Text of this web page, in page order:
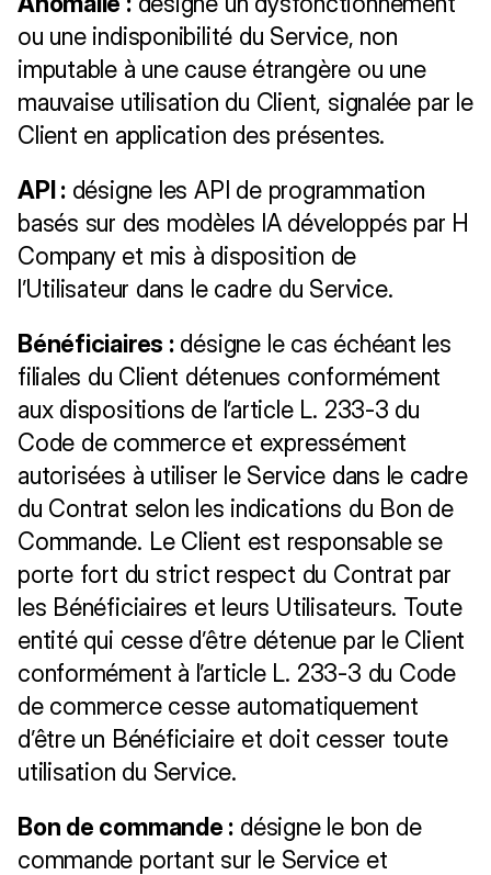
ou une indisponibilité du Service, non
imputable à une cause étrangère ou une
mauvaise utilisation du Client, signalée par le
Client en application des présentes.
API : désigne les API de programmation
basés sur des modèles IA développés par H
Company et mis à disposition de
l’Utilisateur dans le cadre du Service.
Bénéficiaires : désigne le cas échéant les
filiales du Client détenues conformément
aux dispositions de l’article L. 233-3 du
Code de commerce et expressément
autorisées à utiliser le Service dans le cadre
du Contrat selon les indications du Bon de
Commande. Le Client est responsable se
porte fort du strict respect du Contrat par
les Bénéficiaires et leurs Utilisateurs. Toute
entité qui cesse d’être détenue par le Client
conformément à l’article L. 233-3 du Code
de commerce cesse automatiquement
d’être un Bénéficiaire et doit cesser toute
utilisation du Service.
Bon de commande : désigne le bon de
commande portant sur le Service et